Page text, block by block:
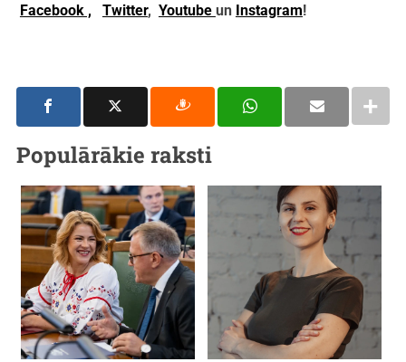
Facebook ,
Twitter, Youtube un Instagram!
Populārākie raksti